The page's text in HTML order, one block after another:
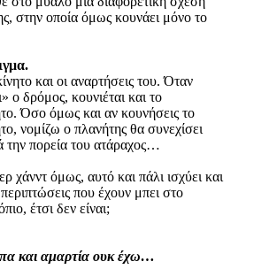
στην οποία όμως κουνάει μόνο το
και οι αναρτήσεις του. Όταν
ο δρόμος, κουνιέται και το
Όσο όμως και αν κουνήσεις το
νομίζω ο πλανήτης θα συνεχίσει
την πορεία του ατάραχος…
χάνντ όμως, αυτό και πάλι ισχύει και
που έχουν μπει στο
έτσι δεν είναι;
και αμαρτία ουκ έχω…